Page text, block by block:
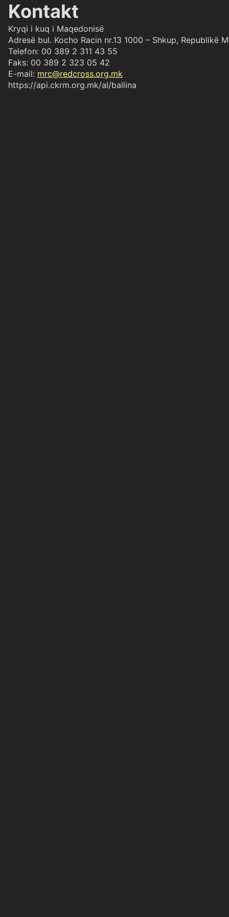
Kontakt
Kryqi i kuq i Maqedonisë
Аdresë bul. Kocho Racin nr.13 1000 – Shkup, Republikë
Telefon: 00 389 2 311 43 55
Faks: 00 389 2 323 05 42
E-mail: mrc@redcross.org.mk
https://api.ckrm.org.mk/al/ballina